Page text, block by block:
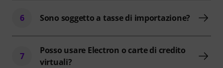
6 Sono soggetto a tasse di importazione?
7
Posso usare Electron o carte di credito
virtuali?